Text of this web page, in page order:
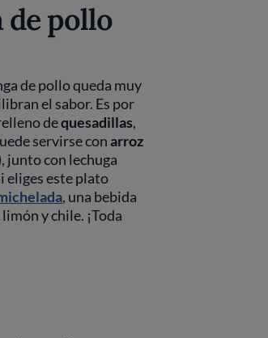
de pollo
de pollo queda muy
el sabor. Es por
dequesadillas,
servirse conarroz
junto con lechuga
eliges este plato
, una bebida
y chile. ¡Toda